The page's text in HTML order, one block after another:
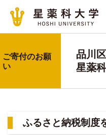
ご寄付のお願
い
品川
星薬
ふるさと納税制度